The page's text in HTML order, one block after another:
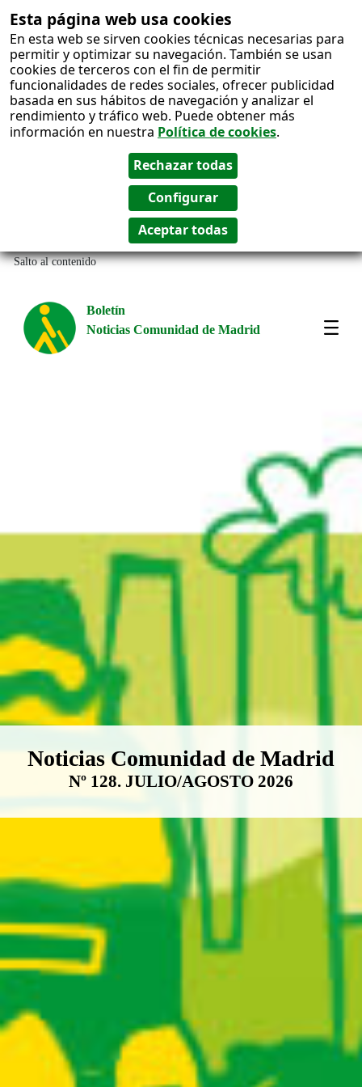
Esta página web usa cookies
En esta web se sirven cookies técnicas necesarias para
permitir y optimizar su navegación. También se usan
cookies de terceros con el fin de permitir
funcionalidades de redes sociales, ofrecer publicidad
basada en sus hábitos de navegación y analizar el
rendimiento y tráfico web. Puede obtener más
información en nuestra Política de cookies.
Salto al contenido
Boletín
Noticias Comunidad de Madrid
Boletín Noticias Comunidad de
Noticias Comunidad de Madrid
Nº 128. JULIO/AGOSTO 2026